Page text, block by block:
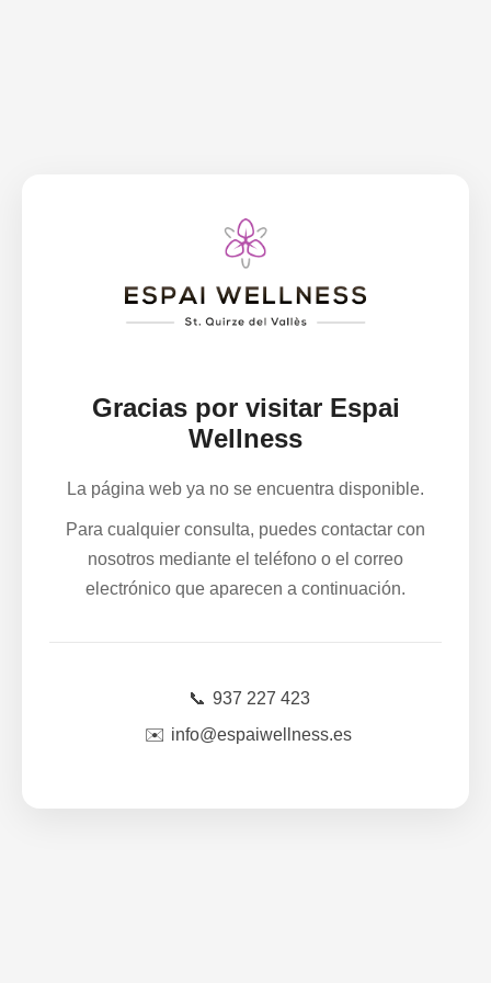
Gracias por visitar Espai
Wellness
La página web ya no se encuentra disponible.
Para cualquier consulta, puedes contactar con
nosotros mediante el teléfono o el correo
electrónico que aparecen a continuación.
📞 937 227 423
✉️ info@espaiwellness.es